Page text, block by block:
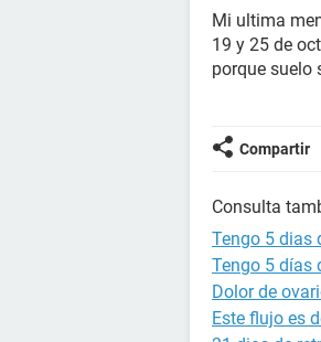
Mi ultima
19 y 25 de
porque suelo
Compartir
Consulta
Tengo 5 dias
Tengo 5 días
Dolor de
Este flujo es